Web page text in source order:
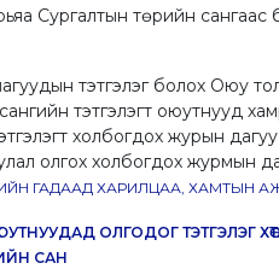
Сургалтын төрийн сангаас
тэтгэлэг болох Оюу
тэтгэлэгт оюутнууд
холбогдох журын
олгох холбогдох журмын
ГАДААД ХАРИЛЦАА, ХАМТЫН
ОЛГОДОГ ТЭТГЭЛЭГ
САН